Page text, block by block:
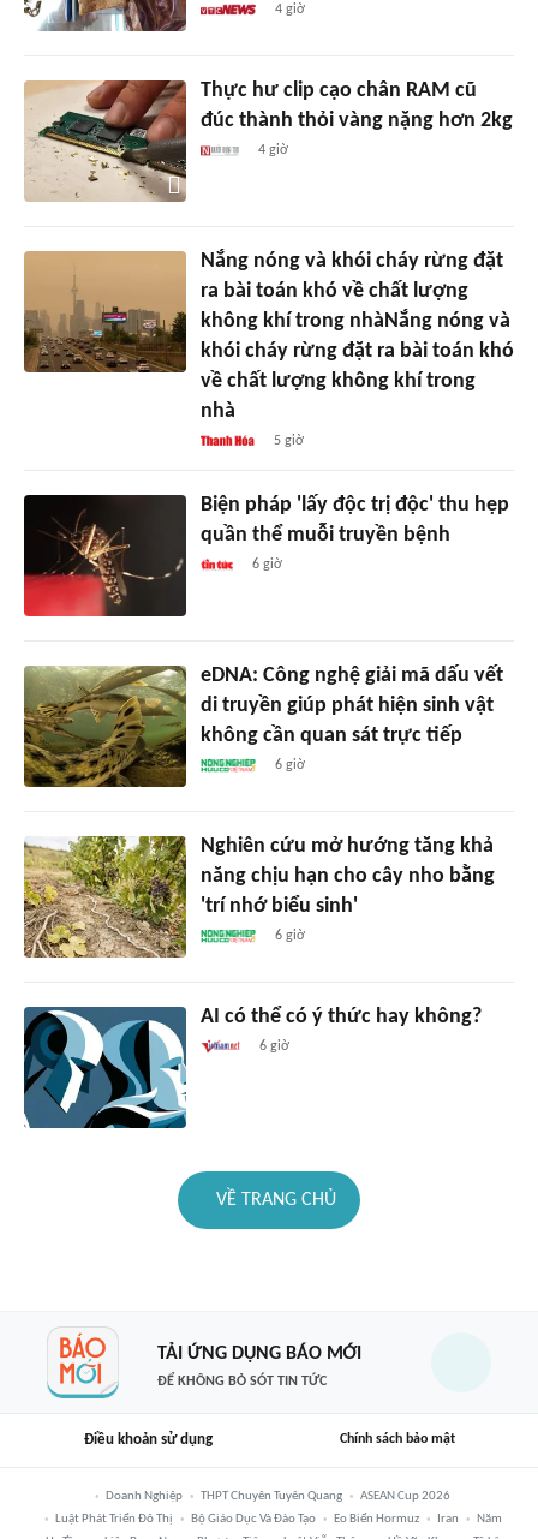
4 giờ
Thực hư clip cạo chân RAM cũ
đúc thành thỏi vàng nặng hơn 2kg
4 giờ
Nắng nóng và khói cháy rừng đặt
ra bài toán khó về chất lượng
không khí trong nhàNắng nóng và
khói cháy rừng đặt ra bài toán khó
về chất lượng không khí trong
nhà
5 giờ
Biện pháp 'lấy độc trị độc' thu hẹp
quần thể muỗi truyền bệnh
6 giờ
eDNA: Công nghệ giải mã dấu vết
di truyền giúp phát hiện sinh vật
không cần quan sát trực tiếp
6 giờ
Nghiên cứu mở hướng tăng khả
năng chịu hạn cho cây nho bằng
'trí nhớ biểu sinh'
6 giờ
AI có thể có ý thức hay không?
6 giờ
VỀ TRANG CHỦ
TẢI ỨNG DỤNG BÁO MỚI
ĐỂ KHÔNG BỎ SÓT TIN TỨC
Điều khoản sử dụng Chính sách bảo mật
Doanh Nghiệp THPT Chuyên Tuyên Quang
ASEAN Cup 2026
Luật Phát Triển Đô Thị
Bộ Giáo Dục Và Đào Tạo Eo Biển Hormuz Iran
Năm